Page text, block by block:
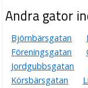
Andra gator
Björnbärsgatan
Föreningsgatan
Jordgubbsgatan
Körsbärsgatan